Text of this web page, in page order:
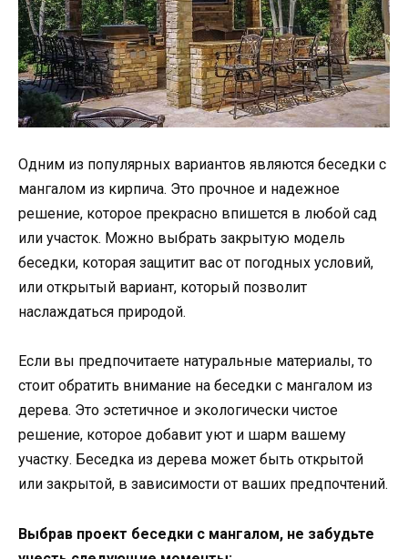
Одним из популярных вариантов являются беседки с
мангалом из кирпича. Это прочное и надежное
решение, которое прекрасно впишется в любой сад
или участок. Можно выбрать закрытую модель
беседки, которая защитит вас от погодных условий,
или открытый вариант, который позволит
наслаждаться природой.
Если вы предпочитаете натуральные материалы, то
стоит обратить внимание на беседки с мангалом из
дерева. Это эстетичное и экологически чистое
решение, которое добавит уют и шарм вашему
участку. Беседка из дерева может быть открытой
или закрытой, в зависимости от ваших предпочтений.
Выбрав проект беседки с мангалом, не забудьте